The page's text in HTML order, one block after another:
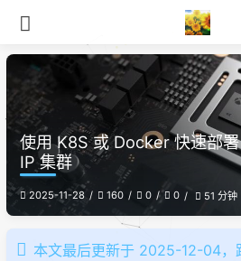
使用 K8S 或 Docker 快速部
IP 集群
2025-11-28 160 0 0 51 分钟
本文最后更新于 2025-12-04，